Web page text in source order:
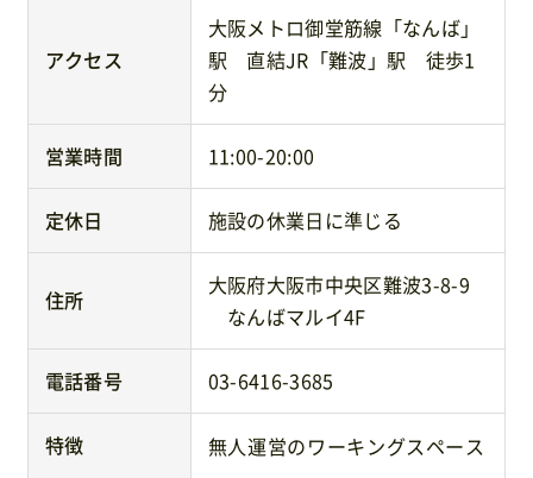
アクセス
大阪メトロ御堂筋線「なんば」
駅 直結JR「難波」駅 徒歩1
分
営業時間 11:00-20:00
定休日 施設の休業日に準じる
住所
大阪府大阪市中央区難波3-8-9
なんばマルイ4F
電話番号 03-6416-3685
特徴 無人運営のワーキングスペース